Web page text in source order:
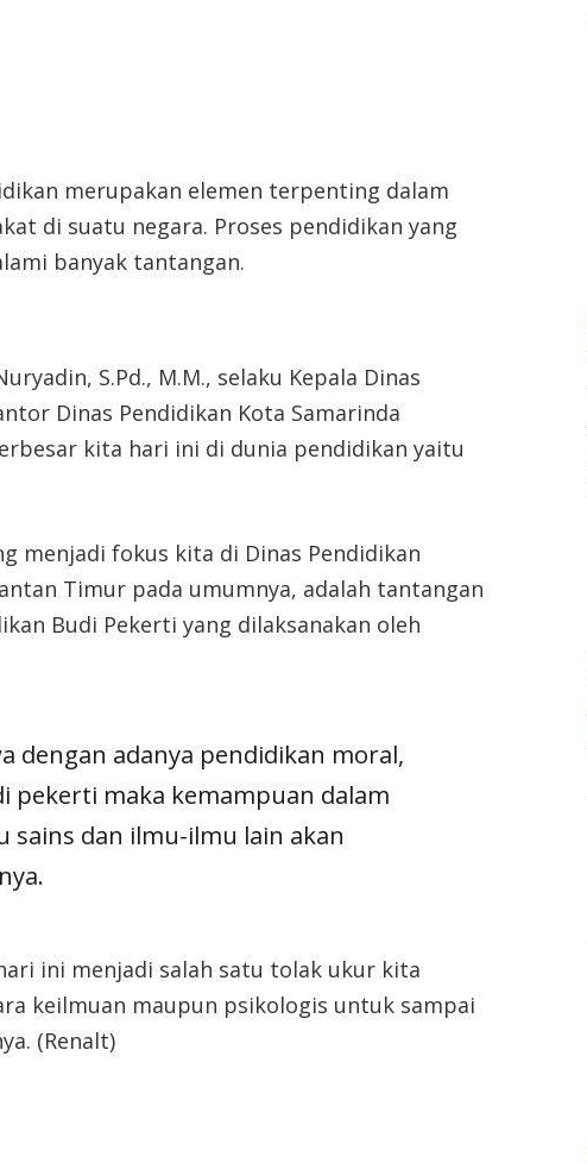
merupakan elemen terpenting dalam
di suatu negara. Proses pendidikan yang
banyak tantangan.
S.Pd., M.M., selaku Kepala Dinas
Dinas Pendidikan Kota Samarinda
kita hari ini di dunia pendidikan yaitu
menjadi fokus kita di Dinas Pendidikan
Timur pada umumnya, adalah tantangan
Budi Pekerti yang dilaksanakan oleh
dengan adanya pendidikan moral,
pekerti maka kemampuan dalam
sains dan ilmu-ilmu lain akan
ini menjadi salah satu tolak ukur kita
keilmuan maupun psikologis untuk sampai
(Renalt)